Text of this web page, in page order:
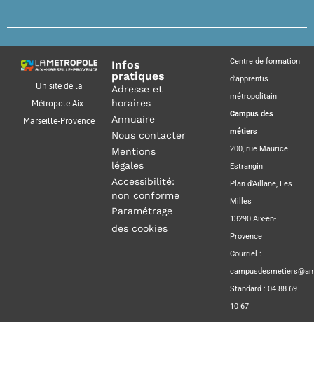
Un site de la
Métropole Aix-
Marseille-Provence
Infos
pratiques
Adresse et
horaires
Annuaire
Nous contacter
Mentions
légales
Accessibilité:
non conforme
Paramétrage
des cookies
Centre de formation
d’apprentis
métropolitain
Campus des
métiers
200, rue Maurice
Estrangin
Plan d’Aillane, Les
Milles
13290 Aix-en-
Provence
Courriel :
Standard : 04 88 69
10 67